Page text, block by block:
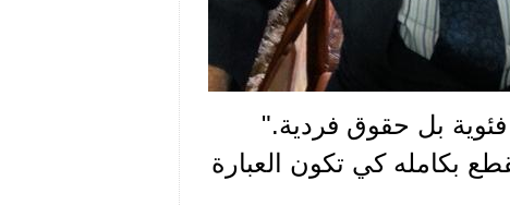
بل حقوق فردية."
بكامله كي تكون العبارة